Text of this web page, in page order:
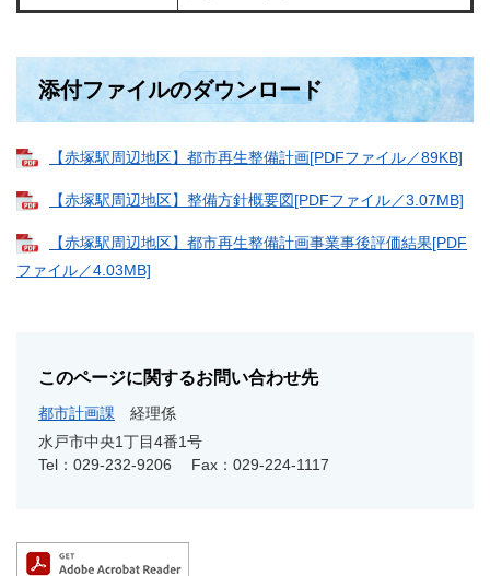
添付ファイルのダウンロード
【赤塚駅周辺地区】都市再生整備計画[PDFファイル／89KB]
【赤塚駅周辺地区】整備方針概要図[PDFファイル／3.07MB]
【赤塚駅周辺地区】都市再生整備計画事業事後評価結果[PDF
ファイル／4.03MB]
このページに関するお問い合わせ先
都市計画課
経理係
水戸市中央1丁目4番1号
Tel：029-232-9206
Fax：029-224-1117